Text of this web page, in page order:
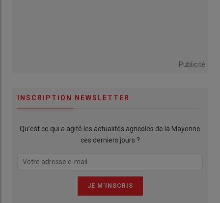
Publicité
INSCRIPTION NEWSLETTER
Qu’est ce qui a agité les actualités agricoles de la Mayenne
ces derniers jours ?